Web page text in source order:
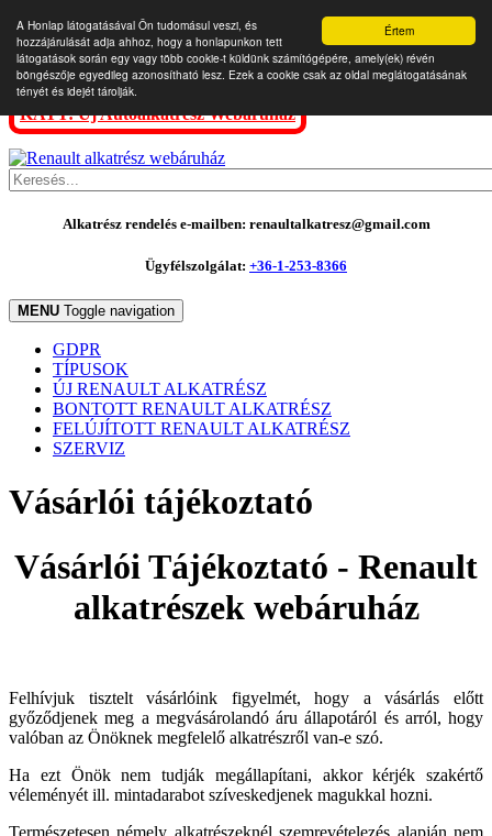
Értem
A Honlap látogatásával Ön tudomásul veszi, és
hozzájárulását adja ahhoz, hogy a honlapunkon tett
látogatások során egy vagy több cookie-t küldünk számítógépére, amely(ek) révén
böngészője egyedileg azonosítható lesz. Ezek a cookie csak az oldal meglátogatásának
tényét és idejét tárolják.
KATT: Új Autóalkatrész Webáruház
Alkatrész rendelés e-mailben: renaultalkatresz@gmail.com
Ügyfélszolgálat: +36-1-253-8366
MENU Toggle navigation
GDPR
TÍPUSOK
ÚJ RENAULT ALKATRÉSZ
BONTOTT RENAULT ALKATRÉSZ
FELÚJÍTOTT RENAULT ALKATRÉSZ
SZERVIZ
Vásárlói tájékoztató
Vásárlói Tájékoztató - Renault
alkatrészek webáruház
Felhívjuk tisztelt vásárlóink figyelmét, hogy a vásárlás előtt
győződjenek meg a megvásárolandó áru állapotáról és arról, hogy
valóban az Önöknek megfelelő alkatrészről van-e szó.
Ha ezt Önök nem tudják megállapítani, akkor kérjék szakértő
véleményét ill. mintadarabot szíveskedjenek magukkal hozni.